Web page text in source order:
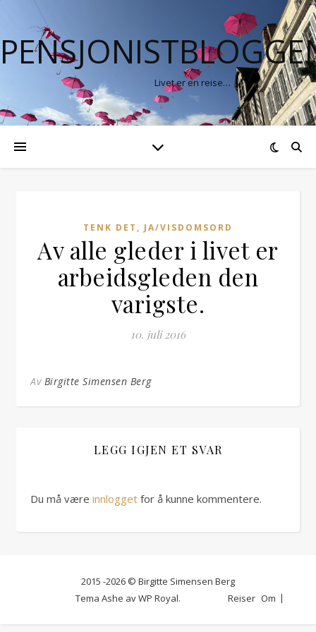
Livet er en reise…
TENK DET, JA/VISDOMSORD
Av alle gleder i livet er
arbeidsgleden den
varigste.
10. juli 2016
Av Birgitte Simensen Berg
LEGG IGJEN ET SVAR
Du må være innlogget for å kunne kommentere.
2015 -2026 © Birgitte Simensen Berg
Reiser Om
Tema Ashe avWP Royal.